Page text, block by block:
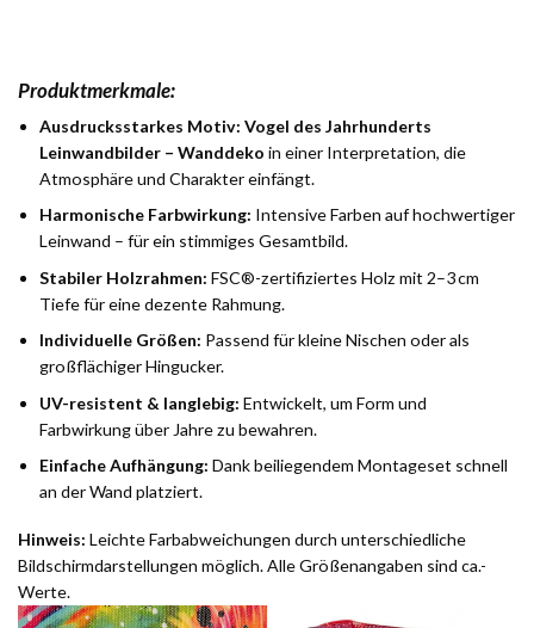
Produktmerkmale:
Ausdrucksstarkes Motiv: Vogel des Jahrhunderts
Leinwandbilder – Wanddeko in einer Interpretation, die
Atmosphäre und Charakter einfängt.
Harmonische Farbwirkung: Intensive Farben auf hochwertiger
Leinwand – für ein stimmiges Gesamtbild.
Stabiler Holzrahmen: FSC®-zertifiziertes Holz mit 2–3 cm
Tiefe für eine dezente Rahmung.
Individuelle Größen: Passend für kleine Nischen oder als
großflächiger Hingucker.
UV-resistent & langlebig: Entwickelt, um Form und
Farbwirkung über Jahre zu bewahren.
Einfache Aufhängung: Dank beiliegendem Montageset schnell
an der Wand platziert.
Hinweis: Leichte Farbabweichungen durch unterschiedliche
Bildschirmdarstellungen möglich. Alle Größenangaben sind ca.-
Werte.